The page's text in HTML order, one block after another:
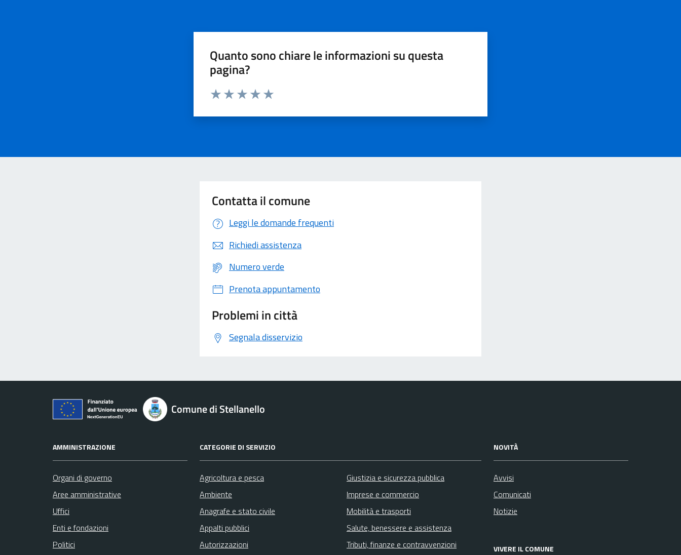
Quanto sono chiare le informazioni su questa
pagina?
Contatta il comune
Leggi le domande frequenti
Richiedi assistenza
Numero verde
Prenota appuntamento
Problemi in città
Segnala disservizio
Comune di Stellanello
AMMINISTRAZIONE
Organi di governo
Aree amministrative
Uffici
Enti e fondazioni
Politici
CATEGORIE DI SERVIZIO
Agricoltura e pesca
Ambiente
Anagrafe e stato civile
Appalti pubblici
Autorizzazioni
Giustizia e sicurezza pubblica
Imprese e commercio
Mobilità e trasporti
Salute, benessere e assistenza
Tributi, finanze e contravvenzioni
NOVITÀ
Avvisi
Comunicati
Notizie
VIVERE IL COMUNE